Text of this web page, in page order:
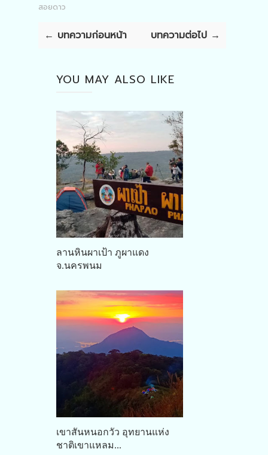
สอยดาว
← บทความก่อนหน้า บทความต่อไป →
YOU MAY ALSO LIKE
ลานหินผาเป้า ภูผาแดง
จ.นครพนม
เขาสันหนอกวัว อุทยานแห่ง
ชาติเขาแหลม...